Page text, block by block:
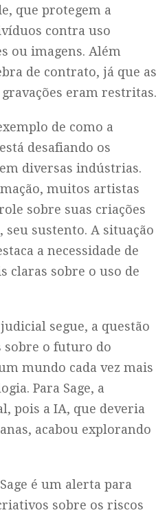
que protegem a
contra uso
ou imagens. Além
de contrato, já que as
eram restritas.
de como a
desafiando os
diversas indústrias.
muitos artistas
sobre suas criações
seu sustento. A situação
a necessidade de
claras sobre o uso de
segue, a questão
sobre o futuro do
mundo cada vez mais
Para Sage, a
pois a IA, que deveria
acabou explorando
é um alerta para
sobre os riscos